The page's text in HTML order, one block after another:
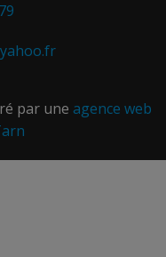
par une agence web